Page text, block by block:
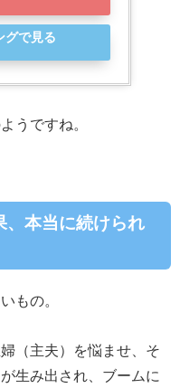
グで見る
うですね。
本当に続けられ
もの。
（主夫）を悩ませ、そ
生み出され、ブームに